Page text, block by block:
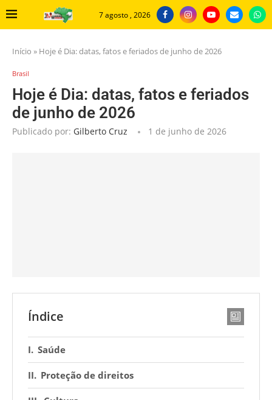
7 agosto , 2026
Início » Hoje é Dia: datas, fatos e feriados de junho de 2026
Brasil
Hoje é Dia: datas, fatos e feriados
de junho de 2026
Publicado por: Gilberto Cruz 1 de junho de 2026
Índice
Saúde
Proteção de direitos